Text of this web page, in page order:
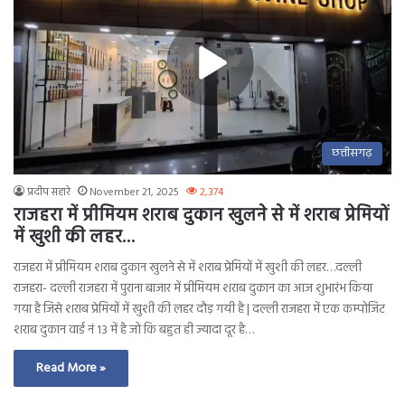
छत्तीसगढ़
प्रदीप सहारे November 21, 2025 2,374
राजहरा में प्रीमियम शराब दुकान खुलने से में शराब प्रेमियों
में खुशी की लहर…
राजहरा में प्रीमियम शराब दुकान खुलने से में शराब प्रेमियों में खुशी की लहर…दल्ली
राजहरा- दल्ली राजहरा में पुराना बाजार में प्रीमियम शराब दुकान का आज शुभारंभ किया
गया है जिसे शराब प्रेमियों में खुशी की लहर दौड़ गयी है | दल्ली राजहरा में एक कम्पोजिट
शराब दुकान वार्ड नं 13 में है जो कि बहुत ही ज्यादा दूर है…
Read More »